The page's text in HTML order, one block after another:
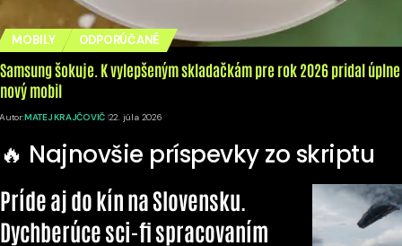
MOBILY ODPORÚČANÉ
Samsung šokuje. K vylepšeným skladačkám pre rok 2026 pridal úplne
nový mobil
Autor:MATEJ KRAJČOVIČ 22. júla 2026
🔥 Najnovšie príspevky zo skriptu
Príde aj do kín na Slovensku.
Dychberúce sci-fi spracovaním